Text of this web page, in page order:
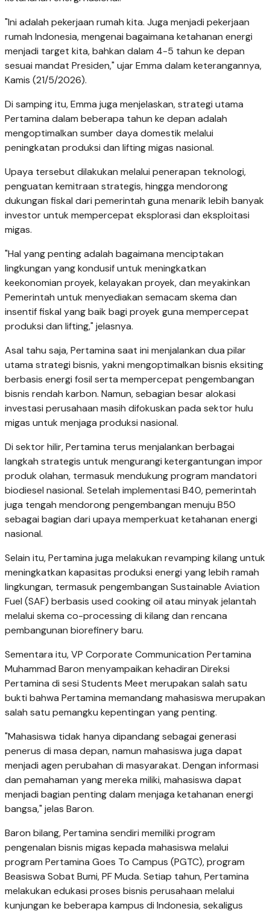
"Ini adalah pekerjaan rumah kita. Juga menjadi pekerjaan
rumah Indonesia, mengenai bagaimana ketahanan energi
menjadi target kita, bahkan dalam 4-5 tahun ke depan
sesuai mandat Presiden," ujar Emma dalam keterangannya,
Kamis (21/5/2026).
Di samping itu, Emma juga menjelaskan, strategi utama
Pertamina dalam beberapa tahun ke depan adalah
mengoptimalkan sumber daya domestik melalui
peningkatan produksi dan lifting migas nasional.
Upaya tersebut dilakukan melalui penerapan teknologi,
penguatan kemitraan strategis, hingga mendorong
dukungan fiskal dari pemerintah guna menarik lebih banyak
investor untuk mempercepat eksplorasi dan eksploitasi
migas.
"Hal yang penting adalah bagaimana menciptakan
lingkungan yang kondusif untuk meningkatkan
keekonomian proyek, kelayakan proyek, dan meyakinkan
Pemerintah untuk menyediakan semacam skema dan
insentif fiskal yang baik bagi proyek guna mempercepat
produksi dan lifting," jelasnya.
Asal tahu saja, Pertamina saat ini menjalankan dua pilar
utama strategi bisnis, yakni mengoptimalkan bisnis eksiting
berbasis energi fosil serta mempercepat pengembangan
bisnis rendah karbon. Namun, sebagian besar alokasi
investasi perusahaan masih difokuskan pada sektor hulu
migas untuk menjaga produksi nasional.
Di sektor hilir, Pertamina terus menjalankan berbagai
langkah strategis untuk mengurangi ketergantungan impor
produk olahan, termasuk mendukung program mandatori
biodiesel nasional. Setelah implementasi B40, pemerintah
juga tengah mendorong pengembangan menuju B50
sebagai bagian dari upaya memperkuat ketahanan energi
nasional.
Selain itu, Pertamina juga melakukan revamping kilang untuk
meningkatkan kapasitas produksi energi yang lebih ramah
lingkungan, termasuk pengembangan Sustainable Aviation
Fuel (SAF) berbasis used cooking oil atau minyak jelantah
melalui skema co-processing di kilang dan rencana
pembangunan biorefinery baru.
Sementara itu, VP Corporate Communication Pertamina
Muhammad Baron menyampaikan kehadiran Direksi
Pertamina di sesi Students Meet merupakan salah satu
bukti bahwa Pertamina memandang mahasiswa merupakan
salah satu pemangku kepentingan yang penting.
"Mahasiswa tidak hanya dipandang sebagai generasi
penerus di masa depan, namun mahasiswa juga dapat
menjadi agen perubahan di masyarakat. Dengan informasi
dan pemahaman yang mereka miliki, mahasiswa dapat
menjadi bagian penting dalam menjaga ketahanan energi
bangsa," jelas Baron.
Baron bilang, Pertamina sendiri memiliki program
pengenalan bisnis migas kepada mahasiswa melalui
program Pertamina Goes To Campus (PGTC), program
Beasiswa Sobat Bumi, PF Muda. Setiap tahun, Pertamina
melakukan edukasi proses bisnis perusahaan melalui
kunjungan ke beberapa kampus di Indonesia, sekaligus